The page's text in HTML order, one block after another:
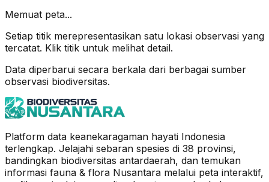
Memuat peta...
Setiap titik merepresentasikan satu lokasi observasi yang
tercatat. Klik titik untuk melihat detail.
Data diperbarui secara berkala dari berbagai sumber
observasi biodiversitas.
Platform data keanekaragaman hayati Indonesia
terlengkap. Jelajahi sebaran spesies di 38 provinsi,
bandingkan biodiversitas antardaerah, dan temukan
informasi fauna & flora Nusantara melalui peta interaktif,